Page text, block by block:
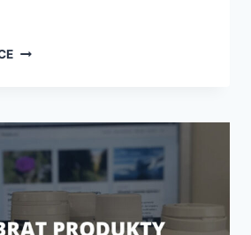
JAK
SYSTÉM